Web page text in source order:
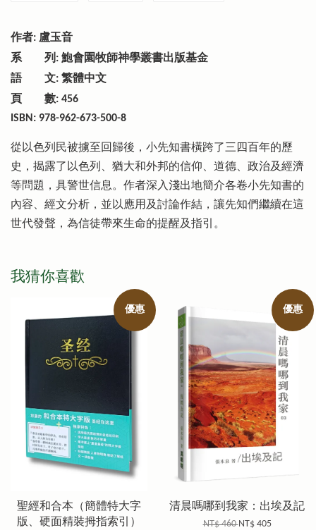
作者: 盧玉音
系 列: 鮑會園牧師神學叢書出版基金
語 文: 繁體中文
頁 數: 456
ISBN: 978-962-673-500-8
從以色列民被擄至回歸後，小先知書橫跨了三四百年的歷
史，揭露了以色列、猶大和外邦的信仰、道德、政治及經濟
等問題，具警世信息。作者深入淺出地簡介各卷小先知書的
內容、經文分析，並以應用及討論作結，讓先知們繼續在這
世代發聲，為信徒帶來生命的提醒及指引。
我猜你喜歡
優惠
聖經和合本（簡體特大字
版、硬面精裝拇指索引）
優惠
清晨嗎哪到我家：出埃及記
NT$ 460NT$ 405